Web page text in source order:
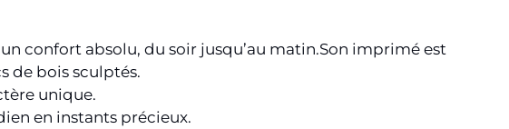
confort absolu, du soir jusqu’au matin.Son imprimé est
de bois sculptés.
unique.
en instants précieux.